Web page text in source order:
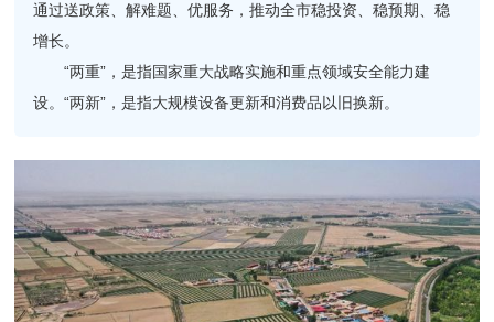
通过送政策、解难题、优服务，推动全市稳投资、稳预期、稳
增长。
“两重”，是指国家重大战略实施和重点领域安全能力建
设。“两新”，是指大规模设备更新和消费品以旧换新。